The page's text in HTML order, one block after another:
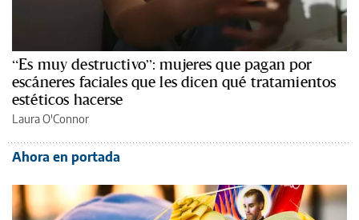
“Es muy destructivo”: mujeres que pagan por
escáneres faciales que les dicen qué tratamientos
estéticos hacerse
Laura O'Connor
Ahora en portada